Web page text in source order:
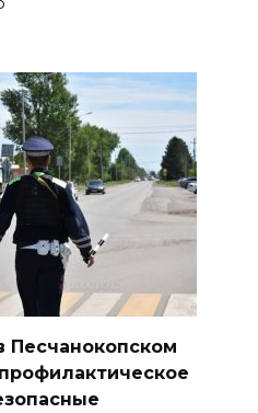
после ЧС
участников
процесса в
дом
Большой
Песчанокопском